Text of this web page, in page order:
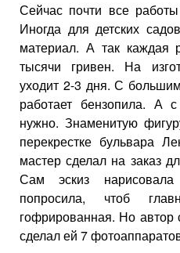
Сейчас почти все
Иногда для детских
материал. А так каждая
тысячи гривен. На
уходит 2-3 дня. С
работает бензопила. А
нужно. Знаменитую
перекрестке бульвара
мастер сделал на заказ
Сам эскиз
попросила, чтоб
гофрированная. Но
сделал ей 7